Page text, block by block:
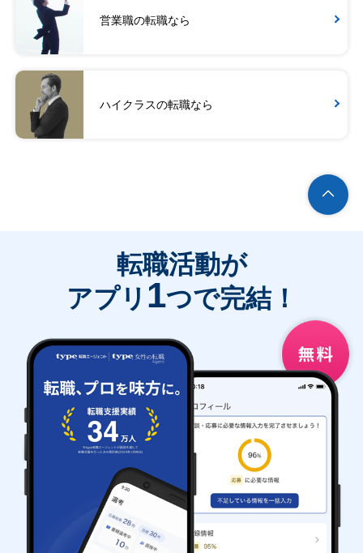
営業職の転職なら
ハイクラスの転職なら
転職活動が
アプリ 1つで完結！